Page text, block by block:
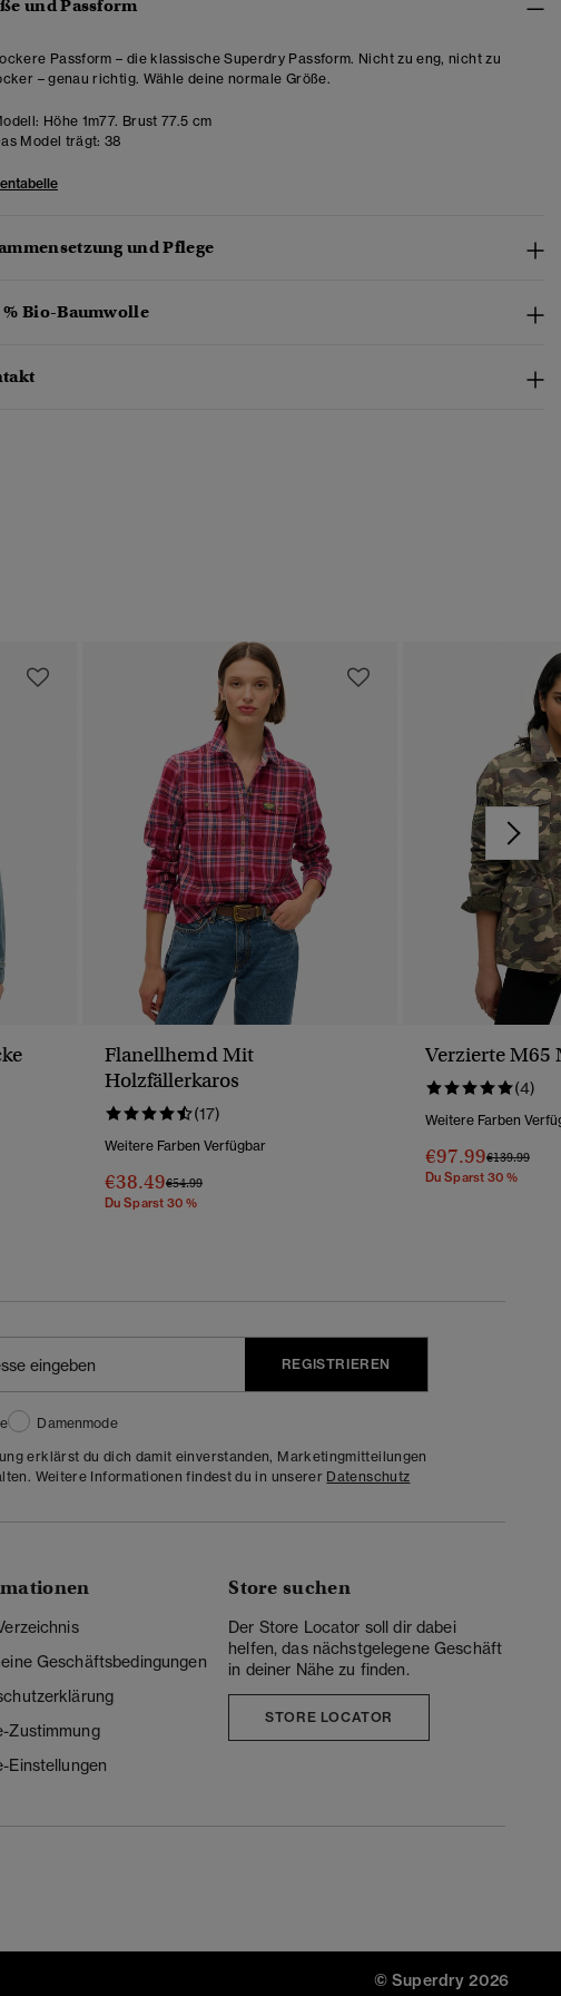
und Passform
Passform – die klassische Superdry Passform. Nicht zu eng, nicht zu
– genau richtig. Wähle deine normale Größe.
Höhe 1m77. Brust 77.5 cm
Model trägt: 38
und Pflege
% Bio-Baumwolle
Flanellhemd Mit
Holzfällerkaros
(17)
Weitere Farben Verfügbar
€38.49Preis Wurde Reduziert Von
€54.99Bis
Du Sparst 30 %
Verzierte M65
(4)
Weitere Farben
€97.99Preis Wurde
€139.99Bis
Du Sparst 30 %
REGISTRIEREN
Damenmode
erklärst du dich damit einverstanden, Marketingmitteilungen
Weitere Informationen findest du in unserer Datenschutz
Geschäftsbedingungen
Zustimmung
Einstellungen
Store suchen
Der Store Locator soll dir dabei
helfen, das nächstgelegene Geschäft
in deiner Nähe zu finden.
STORE LOCATOR
© Superdry 2026